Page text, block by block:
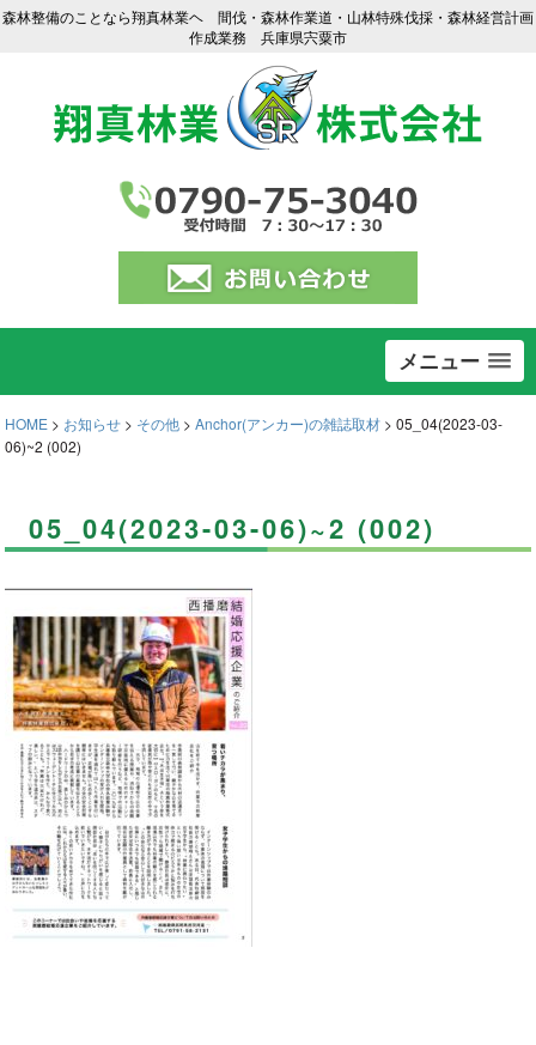
森林整備のことなら翔真林業ヘ 間伐・森林作業道・山林特殊伐採・森林経営計画
作成業務 兵庫県宍粟市
メニュー
HOME > お知らせ > その他 >Anchor(アンカー)の雑誌取材 >05_04(2023-03-
06)~2 (002)
05_04(2023-03-06)~2 (002)